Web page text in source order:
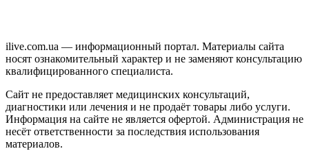
ilive.com.ua — информационный портал. Материалы сайта
носят ознакомительный характер и не заменяют консультацию
квалифицированного специалиста.
Сайт не предоставляет медицинских консультаций,
диагностики или лечения и не продаёт товары либо услуги.
Информация на сайте не является офертой. Администрация не
несёт ответственности за последствия использования
материалов.